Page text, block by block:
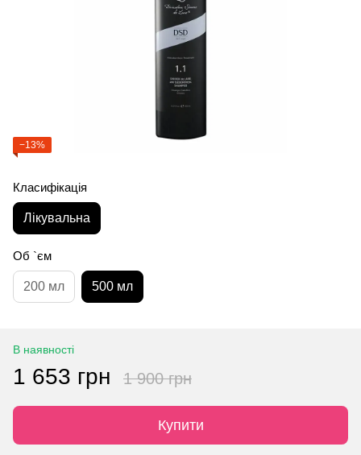
−13%
Класифікація
Лікувальна
Об `єм
200 мл 500 мл
В наявності
1 653 грн 1 900 грн
Купити